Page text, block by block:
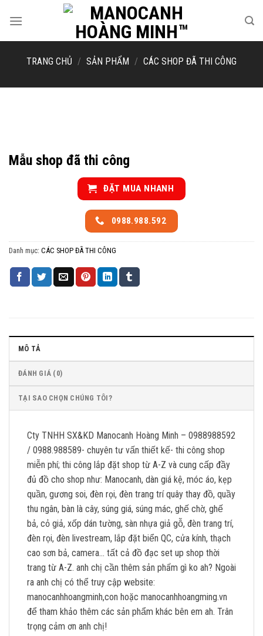
TRANG CHỦ / SẢN PHẨM / CÁC SHOP ĐÃ THI CÔNG
Mẫu shop đã thi công
ĐẶT MUA NHANH
0988.988.592
Danh mục: CÁC SHOP ĐÃ THI CÔNG
MÔ TẢ
ĐÁNH GIÁ (0)
TẠI SAO CHỌN CHÚNG TÔI?
Cty TNHH SX&KD Manocanh Hoàng Minh – 0988988592
/ 0988.988589- chuyên tư vấn thiết kế- thi công shop
miễn phí; thi công lắp đặt shop từ A-Z và cung cấp đầy
đủ đồ cho shop như: Manocanh, dàn giá kệ, móc áo, kẹp
quần, gương soi, đèn rọi, đèn trang trí quây thay đồ, quầy
thu ngân, bàn là cây, súng giá, súng mác, ghế chờ, ghế
bả, cỏ giả, xốp dán tường, sàn nhựa giả gỗ, đèn trang trí,
đèn rọi, đèn livestream, lắp đặt biển QC, cửa kính, thạch
cao sơn bả, camera… tất cả đồ đạc set up shop thời
trang từ A-Z. anh chị cần thêm sản phẩm gì ko ah? Ngoài
ra anh chị có thể truy cập website:
manocanhhoangminh,con hoặc manocanhhoangming.vn
để tham khảo thêm các sản phẩm khác bên em ah. Trân
trọng cảm ơn anh chị!